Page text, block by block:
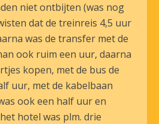
niet ontbijten (was nog
dat de treinreis 4,5 uur
was de transfer met de
ook ruim een uur, daarna
kopen, met de bus de
uur, met de kabelbaan
ook een half uur en
hotel was plm. drie